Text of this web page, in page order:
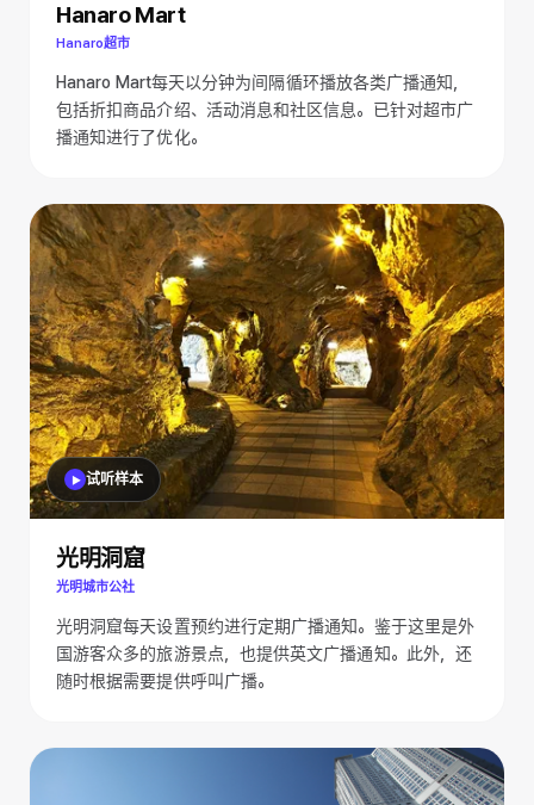
Hanaro Mart
Hanaro超市
Hanaro Mart每天以分钟为间隔循环播放各类广播通知，
包括折扣商品介绍、活动消息和社区信息。已针对超市广
播通知进行了优化。
试听样本
光明洞窟
光明城市公社
光明洞窟每天设置预约进行定期广播通知。鉴于这里是外
国游客众多的旅游景点，也提供英文广播通知。此外，还
随时根据需要提供呼叫广播。